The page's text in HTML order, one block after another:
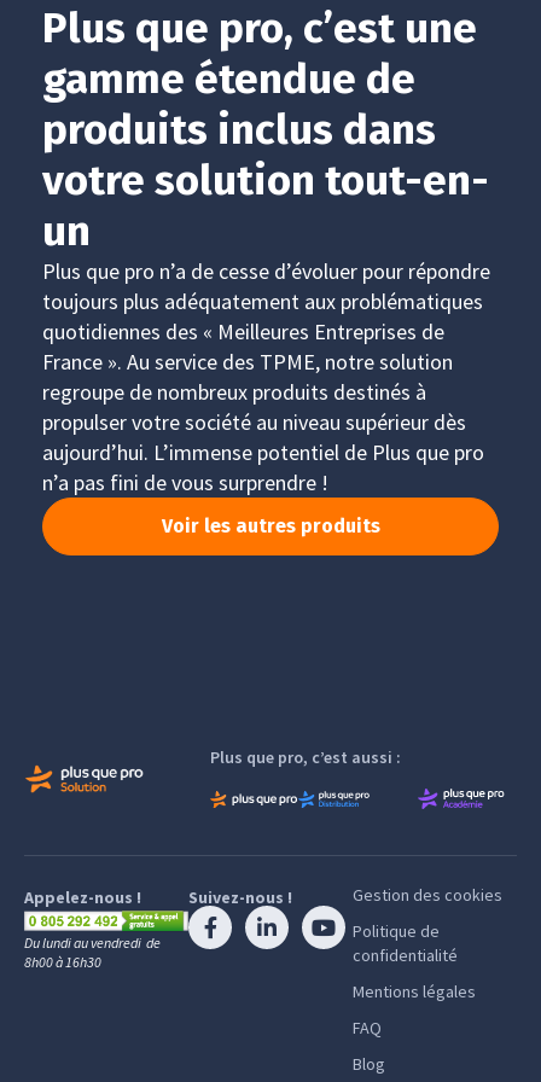
Plus que pro, c’est une
gamme étendue de
produits inclus dans
votre solution tout-en-
un
Plus que pro n’a de cesse d’évoluer pour répondre
toujours plus adéquatement aux problématiques
quotidiennes des « Meilleures Entreprises de
France ». Au service des TPME, notre solution
regroupe de nombreux produits destinés à
propulser votre société au niveau supérieur dès
aujourd’hui. L’immense potentiel de Plus que pro
n’a pas fini de vous surprendre !
Voir les autres produits
Plus que pro, c’est aussi :
Appelez-nous !
Du lundi au vendredi de
8h00 à 16h30
Suivez-nous !
Gestion des cookies
Politique de
confidentialité
Mentions légales
FAQ
Blog